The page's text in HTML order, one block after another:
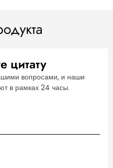
цитату
вопросами, и наши
в рамках 24 часы.